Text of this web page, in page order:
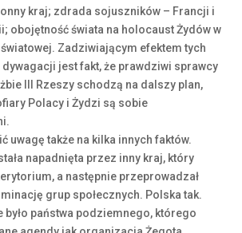
kraj; zdrada sojuszników – Francji i
obojętność świata na holocaust Żydów w
Zadziwiającym efektem tych
jest fakt, że prawdziwi sprawcy
III Rzeszy schodzą na dalszy plan,
Polacy i Żydzi są sobie
uwagę także na kilka innych faktów.
napadnięta przez inny kraj, który
a następnie przeprowadzał
grup społecznych. Polska tak.
było państwa podziemnego, którego